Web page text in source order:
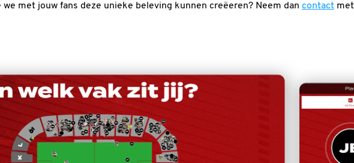
we met jouw fans deze unieke beleving kunnen creëeren? Neem dan contact